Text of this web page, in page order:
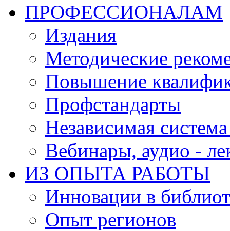
ПРОФЕССИОНАЛАМ
Издания
Методические
Повышение
Профстандарты
Независимая
Вебинары, аудио -
ИЗ ОПЫТА РАБОТЫ
Инновации в
Опыт регионов